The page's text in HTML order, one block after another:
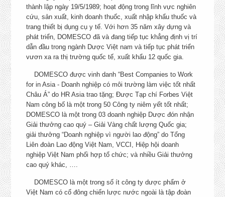
thành lập ngày 19/5/1989; hoạt động trong lĩnh vực nghiên
cứu, sản xuất, kinh doanh thuốc, xuất nhập khẩu thuốc và
trang thiết bị dụng cụ y tế. Với hơn 35 năm xây dựng và
phát triển, DOMESCO đã và đang tiếp tục khẳng định vị trí
dẫn đầu trong ngành Dược Việt nam và tiếp tục phát triển
vươn xa ra thị trường quốc tế, xuất khẩu 12 quốc gia.
DOMESCO được vinh danh “Best Companies to Work
for in Asia - Doanh nghiệp có môi trường làm việc tốt nhất
Châu Á” do HR Asia trao tặng; Được Tạp chí Forbes Việt
Nam công bố là một trong 50 Công ty niêm yết tốt nhất;
DOMESCO là một trong 03 doanh nghiệp Dược đón nhận
Giải thưởng cao quý – Giải Vàng chất lượng Quốc gia;
giải thưởng “Doanh nghiệp vì người lao động” do Tổng
Liên đoàn Lao động Việt Nam, VCCI, Hiệp hội doanh
nghiệp Việt Nam phối hợp tổ chức; và nhiều Giải thưởng
cao quý khác, ….
DOMESCO là một trong số ít công ty dược phẩm ở
Việt Nam có cổ đông chiến lược nước ngoài là tập đoàn
COMMERCE EXECUTIVE
CHI TIẾT
Minh
NHÂN VIÊN SỬA CHỮA NHỎ
CHI TIẾT
Đồng Tháp
BỊ
CHI TIẾT
Đồng Tháp
NHÂN VIÊN BỐC XẾP
CHI TIẾT
Đồng Tháp
NHÂN VIÊN THỦ KHO
THÀNH PHẨM
CHI TIẾT
Kho Tân Tạo, TP.
KẾ TOÁN BÁN HÀNG
CHI TIẾT
Hà Nội